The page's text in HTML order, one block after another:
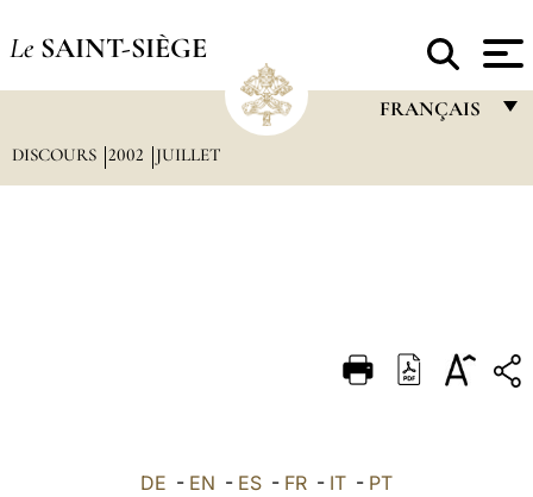
Le SAINT-SIÈGE
FRANÇAIS
DEUTSCH
العربيّة
DISCOURS 2002 JUILLET
DE - EN - ES - FR - IT - PT